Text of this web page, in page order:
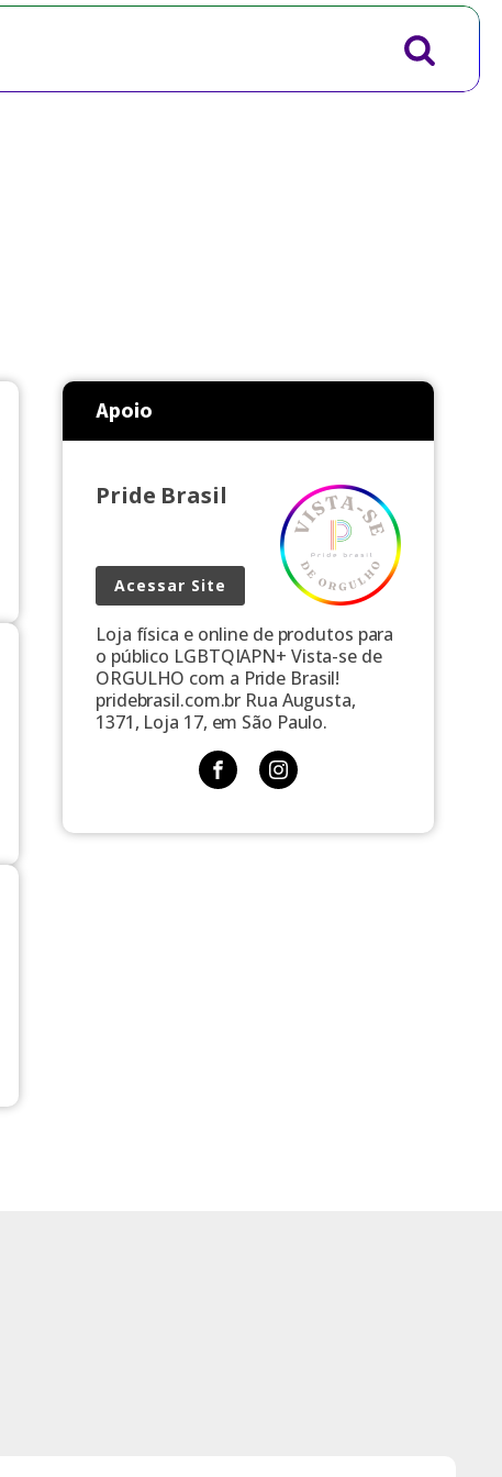
Apoio
Pride Brasil
Acessar Site
Loja física e online de produtos para
o público LGBTQIAPN+ Vista-se de
ORGULHO com a Pride Brasil!
pridebrasil.com.br Rua Augusta,
1371, Loja 17, em São Paulo.